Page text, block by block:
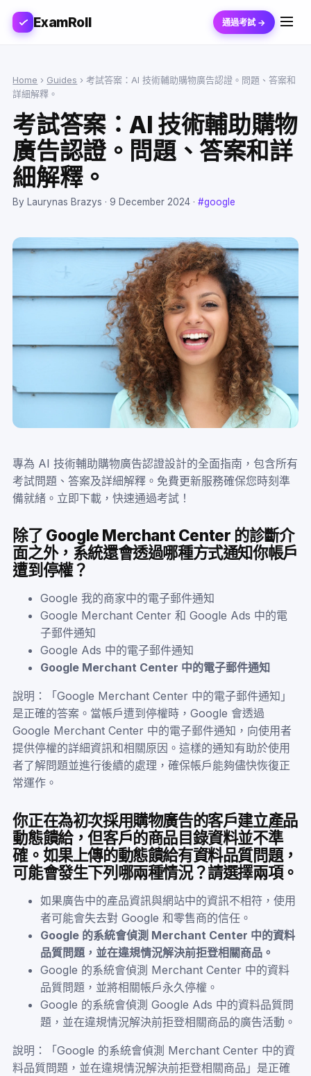
ExamRoll 通過考試 →
Home › Guides ›考試答案：AI 技術輔助購物廣告認證。問題、答案和
詳細解釋。
考試答案：AI 技術輔助購物
廣告認證。問題、答案和詳
細解釋。
By Laurynas Brazys ·9 December 2024 ·#google
專為 AI 技術輔助購物廣告認證設計的全面指南，包含所有
考試問題、答案及詳細解釋。免費更新服務確保您時刻準
備就緒。立即下載，快速通過考試！
除了 Google Merchant Center 的診斷介
面之外，系統還會透過哪種方式通知你帳戶
遭到停權？
Google 我的商家中的電子郵件通知
Google Merchant Center 和 Google Ads 中的電
子郵件通知
Google Ads 中的電子郵件通知
Google Merchant Center 中的電子郵件通知
說明：「Google Merchant Center 中的電子郵件通知」
是正確的答案。當帳戶遭到停權時，Google 會透過
Google Merchant Center 中的電子郵件通知，向使用者
提供停權的詳細資訊和相關原因。這樣的通知有助於使用
者了解問題並進行後續的處理，確保帳戶能夠儘快恢復正
常運作。
你正在為初次採用購物廣告的客戶建立產品
動態饋給，但客戶的商品目錄資料並不準
確。如果上傳的動態饋給有資料品質問題，
可能會發生下列哪兩種情況？請選擇兩項。
如果廣告中的產品資訊與網站中的資訊不相符，使用
者可能會失去對 Google 和零售商的信任。
Google 的系統會偵測 Merchant Center 中的資料
品質問題，並在違規情況解決前拒登相關商品。
Google 的系統會偵測 Merchant Center 中的資料
品質問題，並將相關帳戶永久停權。
Google 的系統會偵測 Google Ads 中的資料品質問
題，並在違規情況解決前拒登相關商品的廣告活動。
說明：「Google 的系統會偵測 Merchant Center 中的資
料品質問題，並在違規情況解決前拒登相關商品」是正確